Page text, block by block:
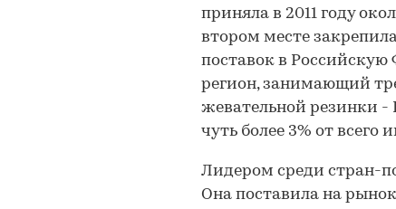
приняла в 2011 году
втором месте
поставок в Российскую
регион, занимающий
жевательной резинки -
чуть более 3% от всего
Лидером среди стран-
Она поставила на